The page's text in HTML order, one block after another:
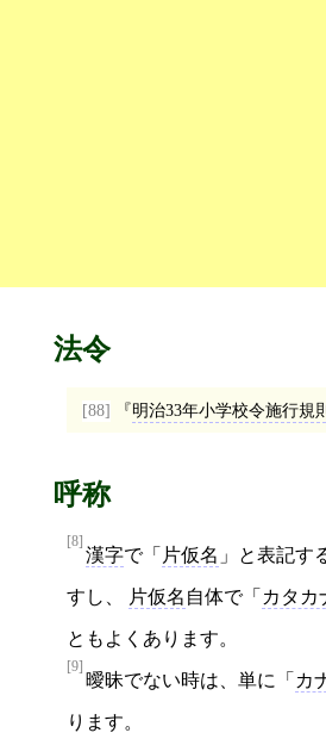
法令
[88] 明治33年小学校令施行規則
呼称
[8]
漢字で「 片仮名 」と表記す
すし、 片仮名 自体で「 カタカ
ともよくあります。
[9]
曖昧でない時は、単に「 カ
ります。